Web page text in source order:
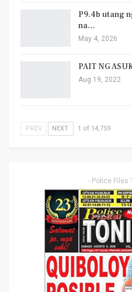
P9.4b utang
na…
May 4, 2026
PAIT NG
Aug 19, 2022
PREV NEXT 1 of 14,759
- Police Files